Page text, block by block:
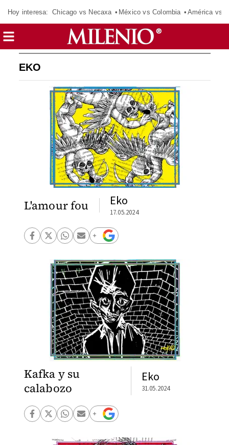
Hoy interesa: Chicago vs Necaxa México vs Colombia América vs
EKO
L'amour fou Eko
17.05.2024
Kafka y su
calabozo
Eko
31.05.2024